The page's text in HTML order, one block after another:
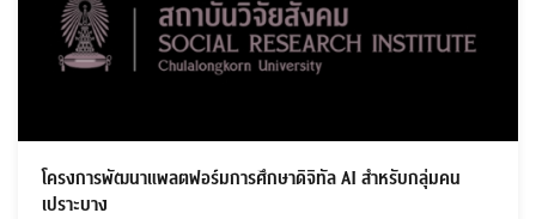
โครงการพัฒนาแพลตฟอร์มการศึกษาดิจิทัล AI สำหรับกลุ่มคน
เปราะบาง